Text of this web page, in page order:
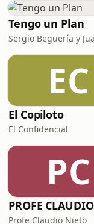
Tengo un Plan
EC
El Copiloto
El Confidencial
PC
Profe Claudio Nieto